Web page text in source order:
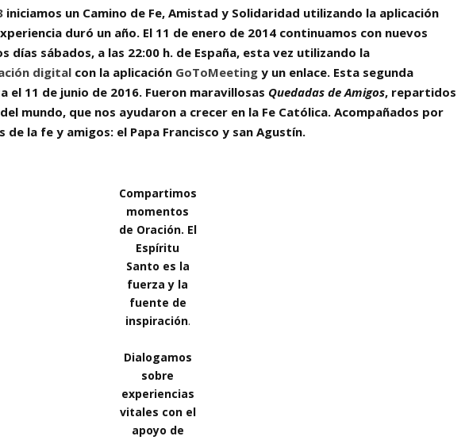
iniciamos un Camino de Fe, Amistad y Solidaridad utilizando la aplicación
duró un año. El 11 de enero de 2014 continuamos con nuevos
días sábados, a las 22:00 h. de España, esta vez utilizando la
digital con la aplicación GoToMeeting y un enlace. Esta segunda
el 11 de junio de 2016. Fueron maravillosas Quedadas de Amigos, repartidos
mundo, que nos ayudaron a crecer en la Fe Católica. Acompañados por
la fe y amigos: el Papa Francisco y san Agustín.
Compartimos
momentos
de Oración. El
Espíritu
Santo es la
fuerza y la
fuente de
inspiración.
Dialogamos
sobre
experiencias
vitales con el
apoyo de